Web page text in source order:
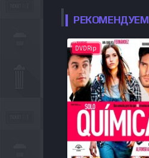
РЕКОМЕНДУЕМ
DVDRip